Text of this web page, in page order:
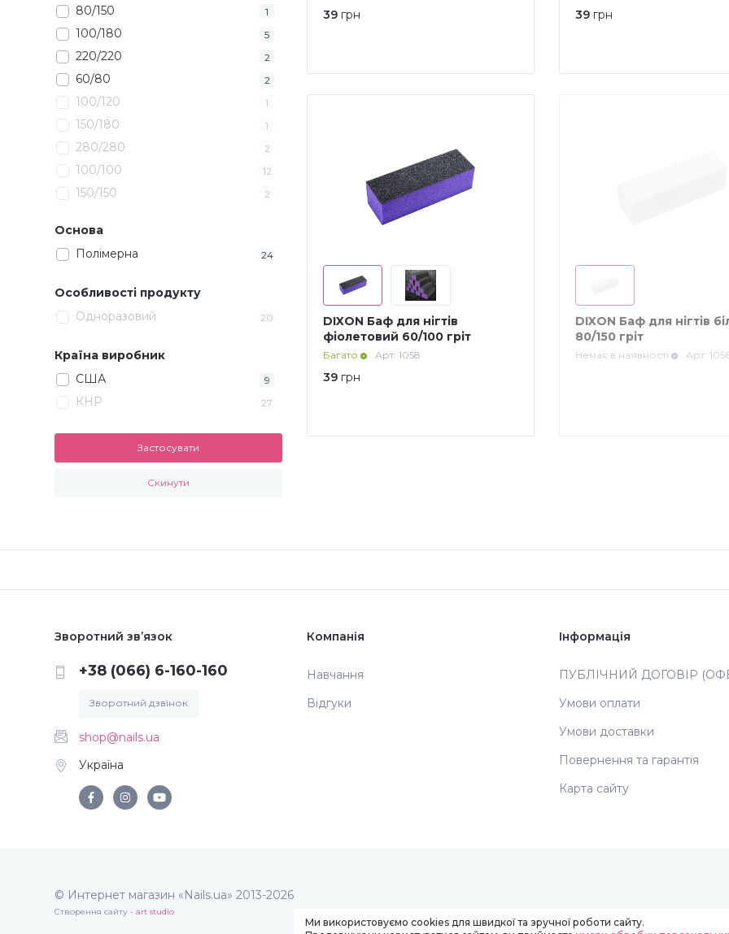
80/150
1
100/180 5
220/220 2
60/80 2
100/120 1
150/180 1
280/280 2
100/100 12
150/150 2
240/240
Основа
Полімерна
24
Особливості продукту
Одноразовий
20
Країна виробник
США
9
КНР 27
Застосувати
Скинути
39 грн 39 грн
DIXON Баф для нігтів
фіолетовий 60/100 гріт
Багато Арт: 1058
39 грн
DIXON Баф для нігтів
80/150 гріт
Немає в наявності Арт:
Зворотний зв’язок
+38 (066) 6-160-160
Зворотний дзвінок
shop@nails.ua
Україна
Компанія
Навчання
Відгуки
Інформація
ПУБЛІЧНИЙ ДОГОВІР
Умови оплати
Умови доставки
Повернення та гарантія
Карта сайту
© Интернет магазин «Nails.ua» 2013-2026
Створення сайту - art studio
Ми використовуємо cookies для швидкої та зручної роботи сайту.